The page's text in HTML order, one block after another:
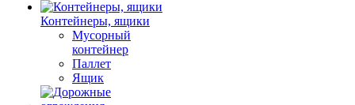
Контейнеры, ящики
Мусорный
контейнер
Паллет
Ящик